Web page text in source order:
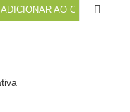
ADICIONAR AO CARRINHO